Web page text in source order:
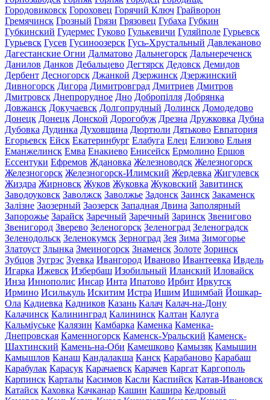
Городовиковск Гороховец Горячий Ключ Грайворон
Гремячинск Грозный Грязи Грязовец Губаха Губкин
Губкинский Гудермес Гуково Гулькевичи Гуляйполе Гурьевск
Гурьевск Гусев Гусиноозерск Гусь-Хрустальный Давлеканово
Дагестанские Огни Далматово Дальнегорск Дальнереченск
Данилов Данков Дебальцево Дегтярск Дедовск Демидов
Дербент Десногорск Джанкой Дзержинск Дзержинский
Дивногорск Дигора Димитровград Дмитриев Дмитров
Дмитровск Днепрорудное Дно Добропілля Добрянка
Довжанск Докучаевск Долгопрудный Долинск Домодедово
Донецк Донецк Донской Дорогобуж Дрезна Дружковка Дубна
Дубовка Дудинка Духовщина Дюртюли Дятьково Евпатория
Егорьевск Ейск Екатеринбург Елабуга Елец Елизово Ельня
Еманжелинск Емва Енакиево Енисейск Ермолино Ершов
Ессентуки Ефремов Ждановка Железноводск Железногорск
Железногорск Железногорск-Илимский Жердевка Жигулевск
Жиздра Жирновск Жуков Жуковка Жуковский Завитинск
Заводоуковск Заволжск Заволжье Задонск Заинск Закаменск
Залізне Заозерный Заозерск Западная Двина Заполярный
Запорожье Зарайск Заречный Заречный Заринск Звенигово
Звенигород Зверево Зеленогорск Зеленоград Зеленоградск
Зеленодольск Зеленокумск Зерноград Зея Зима Зимогорье
Златоуст Злынка Змеиногорск Знаменск Золоте Зоринск
Зубцов Зугрэс Зуевка Ивангород Иваново Ивантеевка Ивдель
Игарка Ижевск Избербаш Изобильный Иланский Иловайск
Инза Иннополис Инсар Инта Ипатово Ирбит Иркутск
Ирмино Исилькуль Искитим Истра Ишим Ишимбай Йошкар-
Ола Кадиевка Кадников Казань Калач Калач-на-Дону
Калачинск Калининград Калининск Калтан Калуга
Кальміуське Калязин Камбарка Каменка Каменка-
Днепровская Каменногорск Каменск-Уральский Каменск-
Шахтинский Камень-на-Оби Камешково Камызяк Камышин
Камышлов Канаш Кандалакша Канск Карабаново Карабаш
Карабулак Карасук Карачаевск Карачев Каргат Каргополь
Карпинск Карталы Касимов Касли Каспийск Катав-Ивановск
Катайск Каховка Качканар Кашин Кашира Кедровый